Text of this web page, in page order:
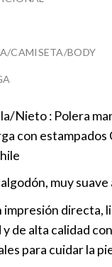
CAMISETA/BODY
Nieto : Polera
con estampados
muy
impresión directa,
de alta calidad
para cuidar la